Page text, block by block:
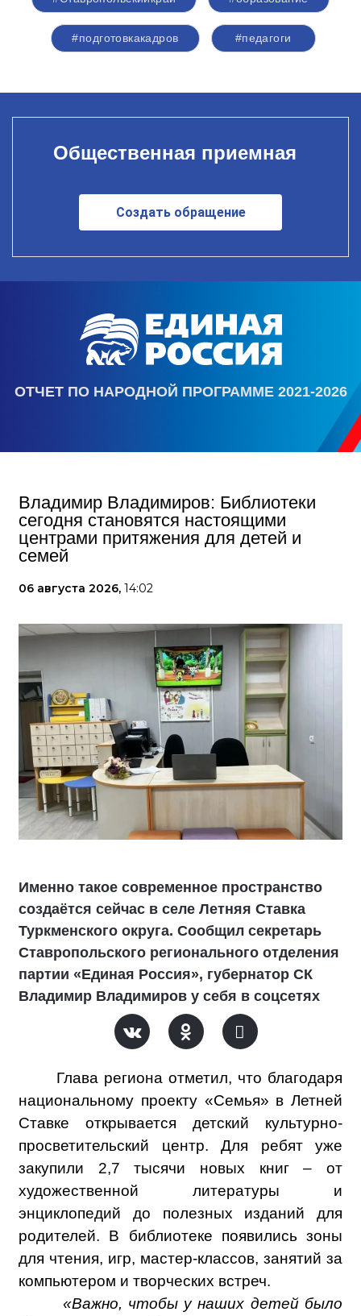
#подготовкакадров #педагоги
Общественная приемная
Создать обращение
ОТЧЕТ ПО НАРОДНОЙ ПРОГРАММЕ 2021-2026
Владимир Владимиров: Библиотеки
сегодня становятся настоящими
центрами притяжения для детей и
семей
06 августа 2026, 14:02
Именно такое современное пространство
создаётся сейчас в селе Летняя Ставка
Туркменского округа. Сообщил секретарь
Ставропольского регионального отделения
партии «Единая Россия», губернатор СК
Владимир Владимиров у себя в соцсетях
Глава региона отметил, что благодаря
национальному проекту «Семья» в Летней
Ставке открывается детский культурно-
просветительский центр. Для ребят уже
закупили 2,7 тысячи новых книг – от
художественной литературы и
энциклопедий до полезных изданий для
родителей. В библиотеке появились зоны
для чтения, игр, мастер-классов, занятий за
компьютером и творческих встреч.
«Важно, чтобы у наших детей было